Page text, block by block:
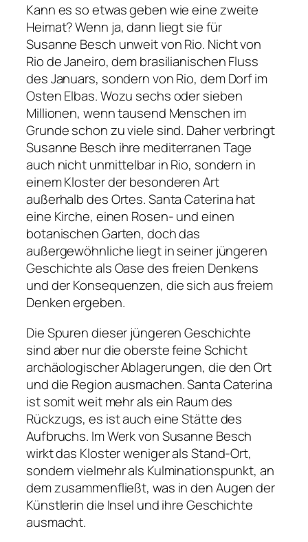
Kann es so etwas geben wie eine zweite
Heimat? Wenn ja, dann liegt sie für
Susanne Besch unweit von Rio. Nicht von
Rio de Janeiro, dem brasilianischen Fluss
des Januars, sondern von Rio, dem Dorf im
Osten Elbas. Wozu sechs oder sieben
Millionen, wenn tausend Menschen im
Grunde schon zu viele sind. Daher verbringt
Susanne Besch ihre mediterranen Tage
auch nicht unmittelbar in Rio, sondern in
einem Kloster der besonderen Art
außerhalb des Ortes. Santa Caterina hat
eine Kirche, einen Rosen- und einen
botanischen Garten, doch das
außergewöhnliche liegt in seiner jüngeren
Geschichte als Oase des freien Denkens
und der Konsequenzen, die sich aus freiem
Denken ergeben.
Die Spuren dieser jüngeren Geschichte
sind aber nur die oberste feine Schicht
archäologischer Ablagerungen, die den Ort
und die Region ausmachen. Santa Caterina
ist somit weit mehr als ein Raum des
Rückzugs, es ist auch eine Stätte des
Aufbruchs. Im Werk von Susanne Besch
wirkt das Kloster weniger als Stand-Ort,
sondern vielmehr als Kulminationspunkt, an
dem zusammenfließt, was in den Augen der
Künstlerin die Insel und ihre Geschichte
ausmacht.